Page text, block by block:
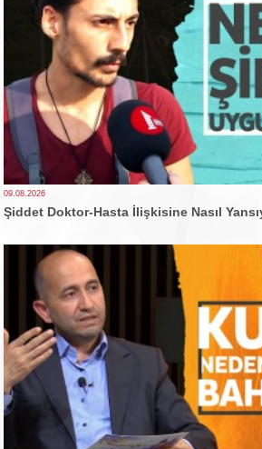
09.08.2026
Şiddet Doktor-Hasta İlişkisine Nasıl